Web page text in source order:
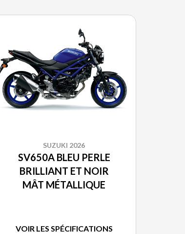
SUZUKI 2026
SV650A BLEU PERLE
BRILLIANT ET NOIR
MÂT MÉTALLIQUE
VOIR LES SPÉCIFICATIONS